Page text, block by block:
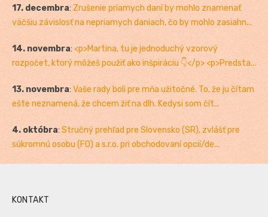
17. decembra: Zrušenie priamych daní by mohlo znamenať
väčšiu závislosť na nepriamych daniach, čo by mohlo zasiahn...
14. novembra: <p>Martina, tu je jednoduchý vzorový
rozpočet, ktorý môžeš použiť ako inšpiráciu 👇</p> <p>Predsta...
13. novembra: Vaše rady boli pre mňa užitočné. To, že ju čítam
ešte neznamená, že chcem žiť na dlh. Kedysi som čít...
4. októbra: Stručný prehľad pre Slovensko (SR), zvlášť pre
súkromnú osobu (FO) a s.r.o. pri obchodovaní opcií/de...
KONTAKT